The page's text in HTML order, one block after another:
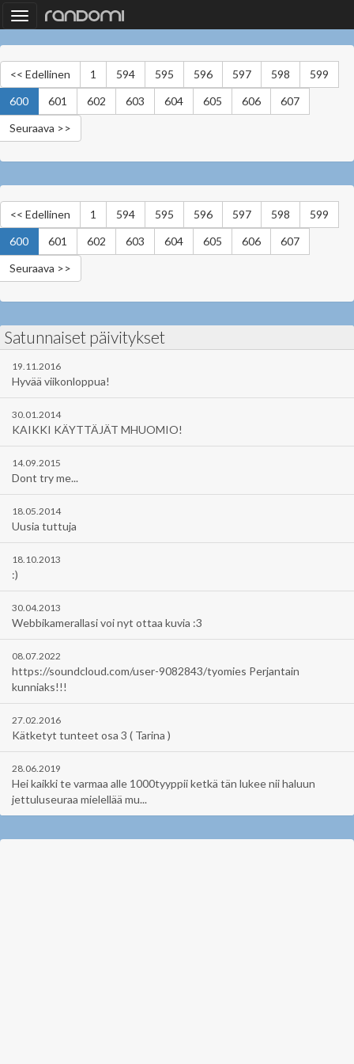
Toggle
navigation
<< Edellinen 1 594 595 596 597 598
599
600
601 602 603 604 605 606
607
Seuraava >>
<< Edellinen 1 594 595 596 597 598
599
600
601 602 603 604 605 606
607
Seuraava >>
Satunnaiset päivitykset
19.11.2016
Hyvää viikonloppua!
30.01.2014
KAIKKI KÄYTTÄJÄT MHUOMIO!
14.09.2015
Dont try me...
18.05.2014
Uusia tuttuja
18.10.2013
:)
30.04.2013
Webbikamerallasi voi nyt ottaa kuvia :3
08.07.2022
https://soundcloud.com/user-9082843/tyomies Perjantain
kunniaks!!!
27.02.2016
Kätketyt tunteet osa 3 ( Tarina )
28.06.2019
Hei kaikki te varmaa alle 1000tyyppii ketkä tän lukee nii haluun
jettuluseuraa mielellää mu...